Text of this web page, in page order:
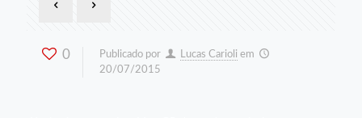
0 Publicado por Lucas Carioli em
20/07/2015